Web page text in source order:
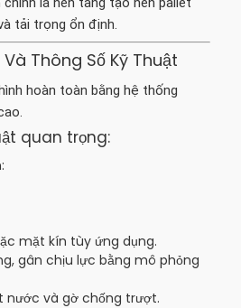
tải trọng ổn định.
Và Thông Số Kỹ Thuật
hoàn toàn bằng hệ thống
quan trọng:
mặt kín tùy ứng dụng.
gân chịu lực bằng mô phỏng
nước và gờ chống trượt.